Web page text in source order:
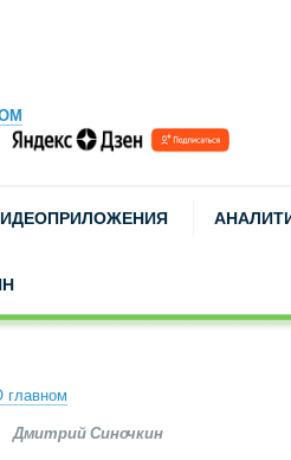
главном
Дмитрий Синочкин